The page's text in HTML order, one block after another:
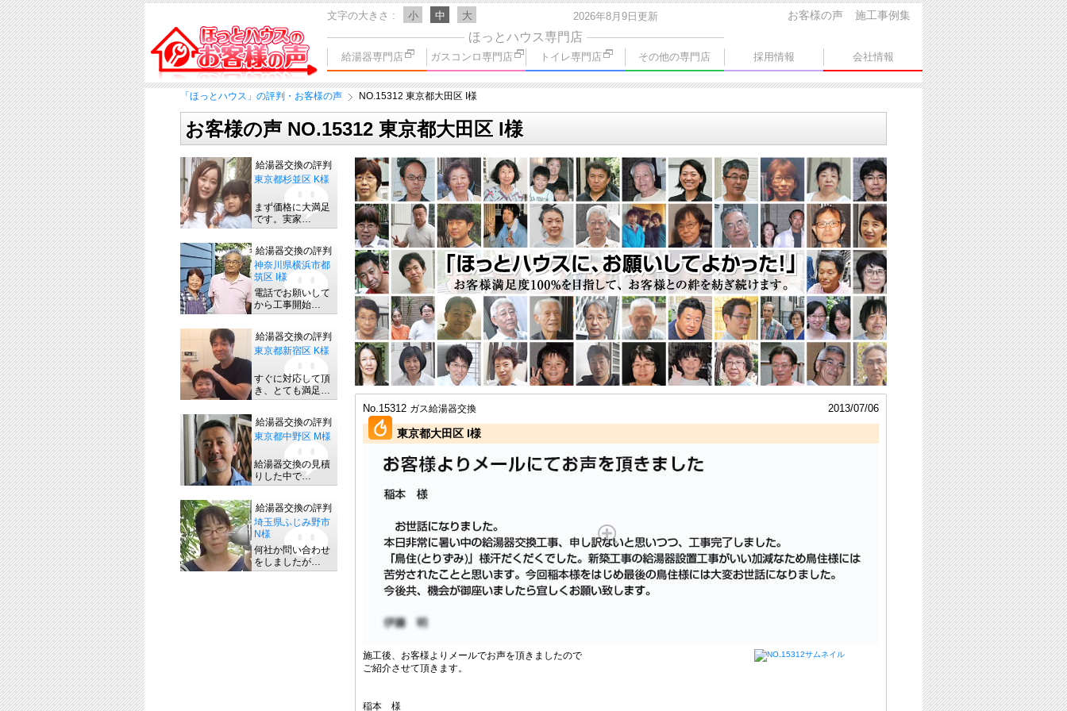
文字の大きさ 小 中 大 2026年8月9日更新 施工事例集
お客様の声
ほっとハウス専門店
給湯器専門店 ガスコンロ専門店 トイレ専門店 その他の専門店 採用情報 会社情報
「ほっとハウス」の評判・お客様の声 NO.15312 東京都大田区 I様
お客様の声 NO.15312 東京都大田区 I様
2013/07/06
No.15312 ガス給湯器交換
東京都大田区 I様
施工後、お客様よりメールでお声を頂きましたので
ご紹介させて頂きます。
稲本 様
給湯器交換の評判
東京都杉並区 K様
まず価格に大満足
です。実家…
給湯器交換の評判
神奈川県横浜市都
筑区 I様
電話でお願いして
から工事開始…
給湯器交換の評判
東京都新宿区 K様
すぐに対応して頂
き、とても満足…
給湯器交換の評判
東京都中野区 M様
給湯器交換の見積
りした中で…
給湯器交換の評判
埼玉県ふじみ野市
N様
何社か問い合わせ
をしましたが…